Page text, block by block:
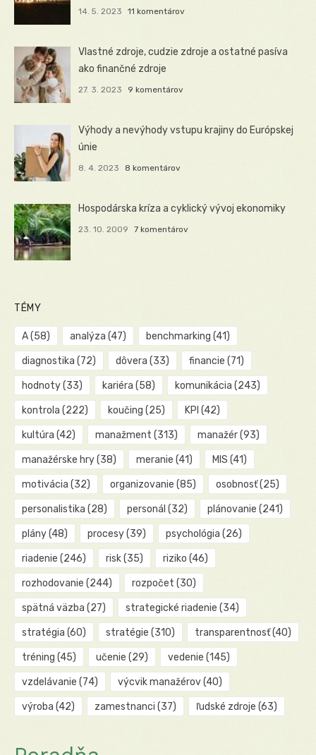
14. 5. 2023 11 komentárov
Vlastné zdroje, cudzie zdroje a ostatné pasíva
ako finančné zdroje
27. 3. 2023 9 komentárov
Výhody a nevýhody vstupu krajiny do Európskej
únie
8. 4. 2023 8 komentárov
Hospodárska kríza a cyklický vývoj ekonomiky
23. 10. 2009 7 komentárov
TÉMY
A(58) analýza (47) benchmarking (41)
diagnostika (72) dôvera (33) financie (71)
hodnoty(33) kariéra (58) komunikácia (243)
kontrola (222) koučing (25) KPI (42)
kultúra (42) manažment (313) manažér(93)
manažérske hry(38) meranie (41) MIS (41)
motivácia (32) organizovanie (85) osobnosť(25)
personalistika (28) personál (32) plánovanie (241)
plány(48) procesy(39) psychológia (26)
riadenie (246) risk(35) riziko (46)
rozhodovanie (244) rozpočet (30)
spätná väzba (27) strategické riadenie (34)
stratégia (60) stratégie (310) transparentnosť(40)
tréning (45) učenie (29) vedenie (145)
vzdelávanie (74) výcvik manažérov(40)
výroba (42) zamestnanci (37) ľudské zdroje (63)